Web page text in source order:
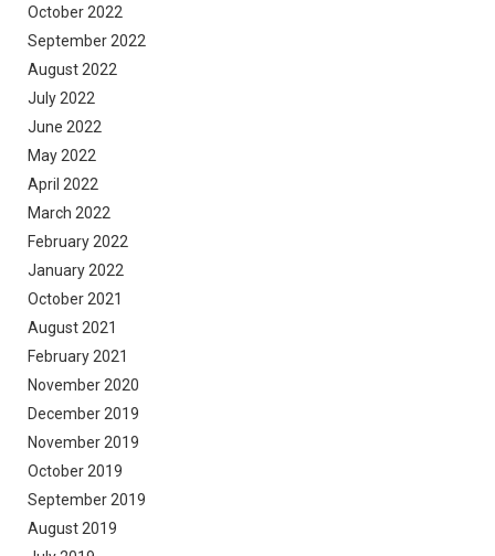
October 2022
September 2022
August 2022
July 2022
June 2022
May 2022
April 2022
March 2022
February 2022
January 2022
October 2021
August 2021
February 2021
November 2020
December 2019
November 2019
October 2019
September 2019
August 2019